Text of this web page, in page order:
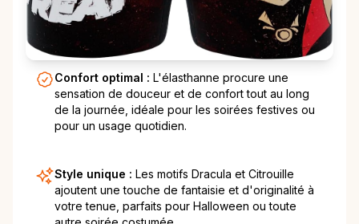
Confort optimal : L'élasthanne procure une
sensation de douceur et de confort tout au long
de la journée, idéale pour les soirées festives ou
pour un usage quotidien.
Style unique : Les motifs Dracula et Citrouille
ajoutent une touche de fantaisie et d'originalité à
votre tenue, parfaits pour Halloween ou toute